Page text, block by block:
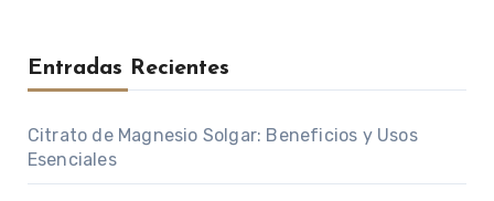
Entradas Recientes
Citrato de Magnesio Solgar: Beneficios y Usos
Esenciales